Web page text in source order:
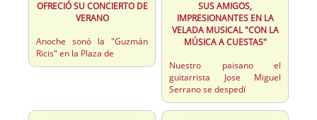
OFRECIÓ SU CONCIERTO DE
VERANO
Anoche sonó la "Guzmán
Ricis" en la Plaza de
SUS AMIGOS,
IMPRESIONANTES EN LA
VELADA MUSICAL "CON LA
MÚSICA A CUESTAS"
Nuestro paisano el
guitarrista Jose Miguel
Serrano se despedí